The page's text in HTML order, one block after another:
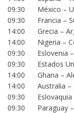
09:30
México –
09:30
Francia –
14:00
Grecia –
14:00
Nigeria –
09:30
Eslovenia
09:30
Estados
14:00
Ghana –
14:00
Australia –
09:30
09:30
Paraguay